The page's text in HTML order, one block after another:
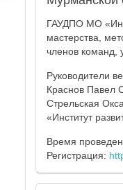
ГАУДПО МО
мастерства,
членов команд,
Руководители
Краснов Павел
Стрельская
«Институт
Время
Регистрация: